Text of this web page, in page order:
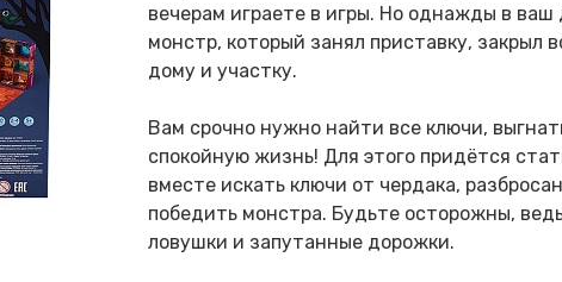
вечерам играете в игры. Но однажды в
монстр, который занял приставку, закрыл
дому и участку.
Вам срочно нужно найти все ключи,
спокойную жизнь! Для этого придётся
вместе искать ключи от чердака,
победить монстра. Будьте осторожны,
ловушки и запутанные дорожки.